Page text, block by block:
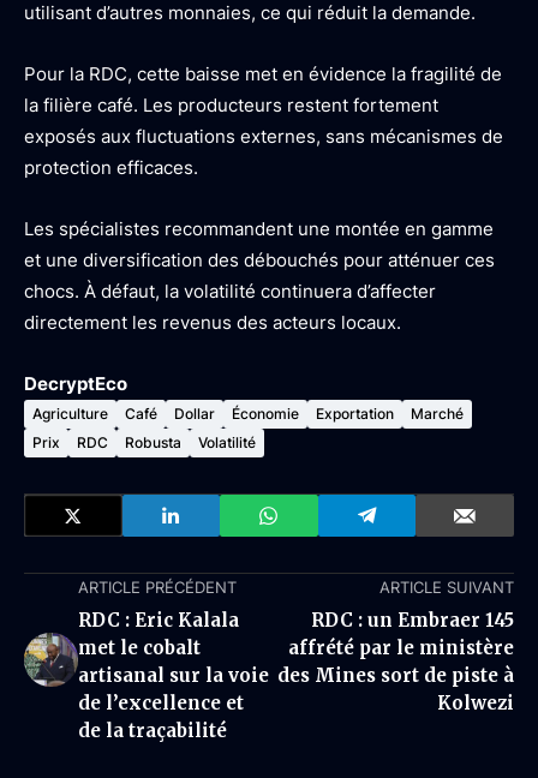
utilisant d’autres monnaies, ce qui réduit la demande.
Pour la RDC, cette baisse met en évidence la fragilité de
la filière café. Les producteurs restent fortement
exposés aux fluctuations externes, sans mécanismes de
protection efficaces.
Les spécialistes recommandent une montée en gamme
et une diversification des débouchés pour atténuer ces
chocs. À défaut, la volatilité continuera d’affecter
directement les revenus des acteurs locaux.
DecryptEco
Agriculture Café Dollar Économie Exportation
Marché
Prix
RDC Robusta Volatilité
ARTICLE PRÉCÉDENT
RDC : Eric Kalala
met le cobalt
artisanal sur la voie
de l’excellence et
de la traçabilité
ARTICLE SUIVANT
RDC : un Embraer 145
affrété par le ministère
des Mines sort de piste à
Kolwezi